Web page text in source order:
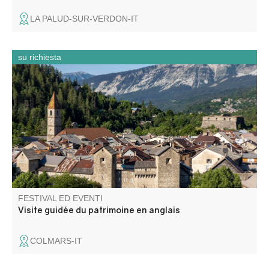
LA PALUD-SUR-VERDON-IT
Visite du patrimoine de Colmars (centre historique)
uniquement en anglais dès 4 personnes.
FESTIVAL ED EVENTI
Visite guidée du patrimoine en anglais
su richiesta
COLMARS-IT